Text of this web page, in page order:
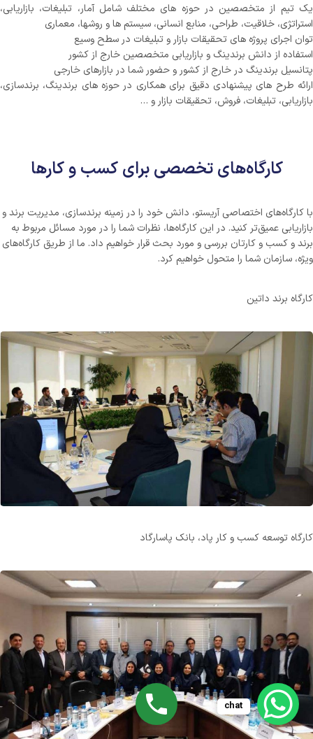
یک تیم از متخصصین در حوزه های مختلف شامل آمار، تبلیغات، بازاریابی،
استراتژی، خلاقیت، طراحی، منابع انسانی، سیستم ها و روشها، معماری
توان اجرای پروژه های تحقیقات بازار و تبلیغات در سطح وسیع
استفاده از دانش برندینگ و بازاریابی متخصصین خارج از کشور
پتانسیل برندینگ در خارج از کشور و حضور شما در بازارهای خارجی
ارائه طرح های پیشنهادی دقیق برای همکاری در حوزه های برندینگ، برندسازی،
بازاریابی، تبلیغات، فروش، تحقیقات بازار و …
کارگاه‌های تخصصی برای کسب و کارها
با کارگاه‌های اختصاصی آریستو، دانش خود را در زمینه برندسازی، مدیریت برند و
بازاریابی عمیق‌تر کنید. در این کارگاه‌ها، نظرات شما را در مورد مسائل مربوط به
برند و کسب و کارتان بررسی و مورد بحث قرار خواهیم داد. ما از طریق کارگاه‌های
ویژه، سازمان شما را متحول خواهیم کرد.
کارگاه برند داتین
کارگاه توسعه کسب و کار پاد، بانک پاسارگاد
chat